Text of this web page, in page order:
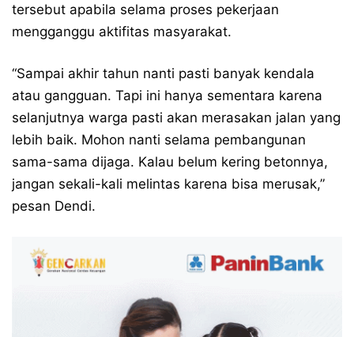
tersebut apabila selama proses pekerjaan
mengganggu aktifitas masyarakat.
“Sampai akhir tahun nanti pasti banyak kendala
atau gangguan. Tapi ini hanya sementara karena
selanjutnya warga pasti akan merasakan jalan yang
lebih baik. Mohon nanti selama pembangunan
sama-sama dijaga. Kalau belum kering betonnya,
jangan sekali-kali melintas karena bisa merusak,”
pesan Dendi.